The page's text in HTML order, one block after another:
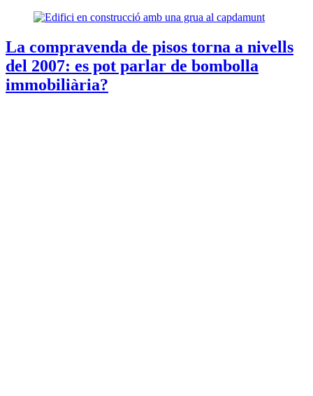
La compravenda de pisos torna a nivells
del 2007: es pot parlar de bombolla
immobiliària?